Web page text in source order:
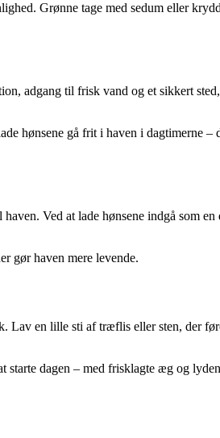
Grønne tage med sedum eller
adgang til frisk vand og et sikkert
hønsene gå frit i haven i dagtimerne –
Ved at lade hønsene indgå som en
gør haven mere levende.
Lav en lille sti af træflis eller sten, der
dagen – med frisklagte æg og